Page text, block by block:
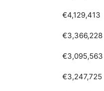
€4,129,413
€3,366,228
€3,095,563
€3,247,725